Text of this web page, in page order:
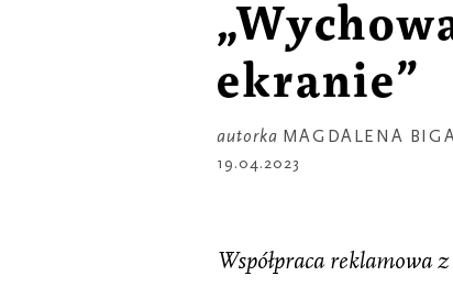
ekranie”
autorka MAGDALENA
19.04.2023
Współpraca reklamowa